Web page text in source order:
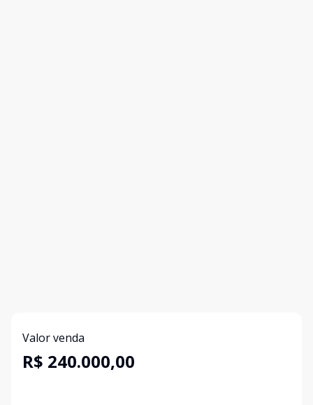
Valor venda
R$ 240.000,00